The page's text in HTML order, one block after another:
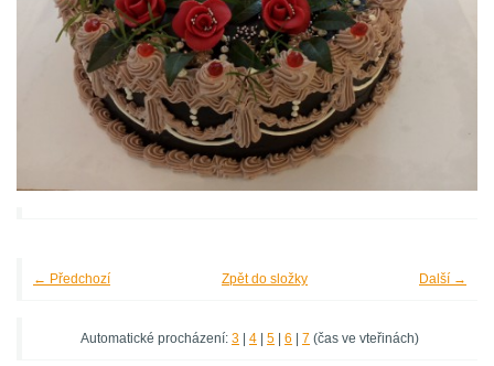
← Předchozí Další →
Zpět do složky
Automatické procházení: 3 4 5 6 7 (čas ve vteřinách)